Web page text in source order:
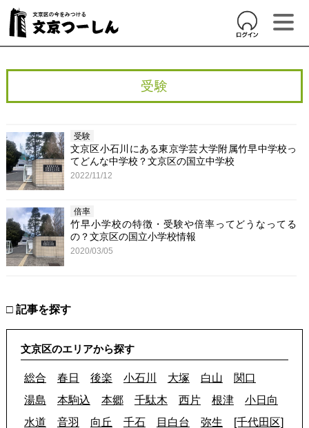
受験
受験
文京区小石川にある東京学芸大学附属竹早中学校っ
てどんな中学校？文京区の国立中学校
2022/11/12
倍率
竹早小学校の特徴・受験や倍率ってどうなってる
の？文京区の国立小学校情報
2020/03/05
□ 記事を探す
文京区のエリアから探す
総合 春日 後楽 小石川 大塚 白山
関口
湯島
本駒込 本郷 千駄木 西片 根津
小日向
水道
音羽 向丘 千石 目白台 弥生
[千代田区]